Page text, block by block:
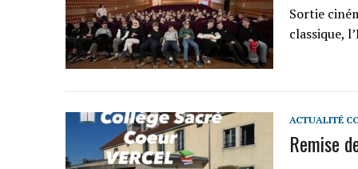
Sortie
classique,
ACTUALITÉ
Remise